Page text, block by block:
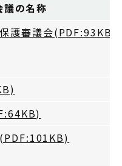
議の名称
護審議会(PDF:93KB)